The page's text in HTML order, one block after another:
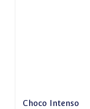
Choco Intenso